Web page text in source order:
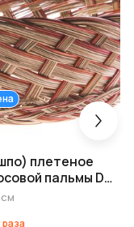
плетеное
пальмы D
Натуральный/
см
раза